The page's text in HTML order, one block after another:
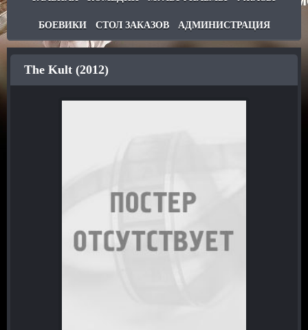
БОЕВИКИ СТОЛ ЗАКАЗОВ АДМИНИСТРАЦИЯ
The Kult (2012)